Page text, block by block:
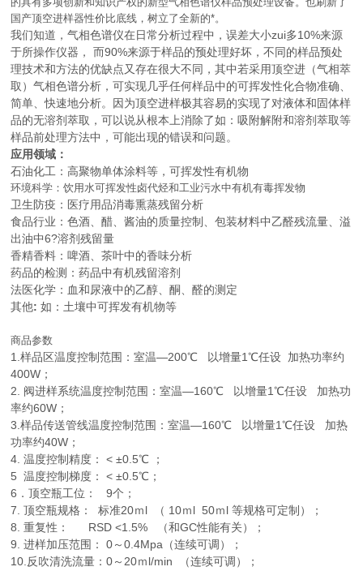
国产顶空进样器性价比底线，树立了全新的*。
我们知道，气相色谱仪在日常分析过程中，误差大小zui多10%来源
于所操作仪器， 而90%来源于样品的预处理好坏，不同的样品预处
理技术和方法的优缺点又存在很大不同，其中若采用顶空进（气相萃
取）气相色谱分析，可实现几乎任何样品中的可挥发性化合物准确、
简单、快速地分析。因为顶空进样极其容易的实现了对液体和固体样
品的无溶剂萃取，可以说从根本上消除了如：吸附解附和溶剂萃取等
样品前处理方法中，可能出现的错误和问题。
应用领域：
石油化工：高聚物单体涂料等，可挥发性有机物
环境科学：饮用水可挥发性卤代烃和工业污水中有机有毒挥发物
卫生防疫：医疗用品消毒熏蒸残留分析
食品行业：色酒、醋、酱油的质量控制、包装材料中乙醛残流量、溢
出油中6?溶剂残留量
香精香料：啤酒、茶叶中的香味分析
药品的检测：药品中有机残留溶剂
法医化学：血和尿液中的乙醇、酮、醛的测定
其他: 如：土壤中可挥发有机物等
商品参数
1.样品区温度控制范围：室温—200℃ 以增量1℃任设 加热功率约
400W；
2. 阀进样系统温度控制范围：室温—160℃ 以增量1℃任设 加热功
率约60W；
3.样品传送管线温度控制范围：室温—160℃ 以增量1℃任设 加热
功率约40W；
4. 温度控制精度： < ±0.5℃ ；
5 温度控制梯度： < ±0.5℃；
6．顶空瓶工位： 9个；
7. 顶空瓶规格： 标准20ｍl （ 10ｍl 50ｍl 等规格可定制）；
8. 重复性： RSD <1.5% （和GC性能有关）；
9. 进样加压范围： 0～0.4Mpa（连续可调）；
10.反吹清洗流量：0～20ｍl/min （连续可调）；